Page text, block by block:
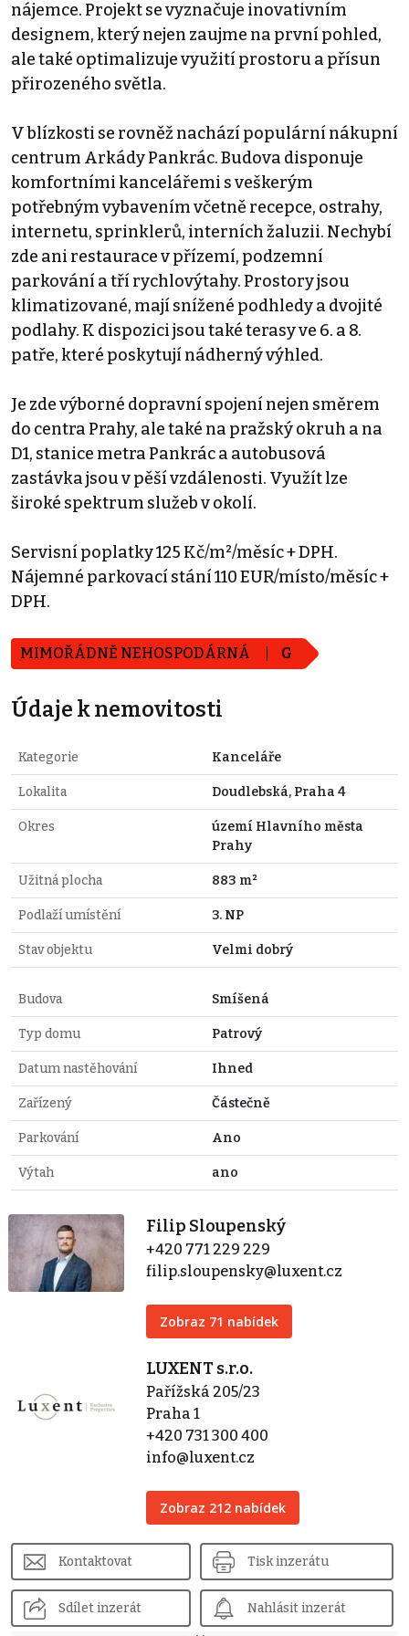
nájemce. Projekt se vyznačuje inovativním
designem, který nejen zaujme na první pohled,
ale také optimalizuje využití prostoru a přísun
přirozeného světla.
V blízkosti se rovněž nachází populární nákupní
centrum Arkády Pankrác. Budova disponuje
komfortními kancelářemi s veškerým
potřebným vybavením včetně recepce, ostrahy,
internetu, sprinklerů, interních žaluzii. Nechybí
zde ani restaurace v přízemí, podzemní
parkování a tří rychlovýtahy. Prostory jsou
klimatizované, mají snížené podhledy a dvojité
podlahy. K dispozici jsou také terasy ve 6. a 8.
patře, které poskytují nádherný výhled.
Je zde výborné dopravní spojení nejen směrem
do centra Prahy, ale také na pražský okruh a na
D1, stanice metra Pankrác a autobusová
zastávka jsou v pěší vzdálenosti. Využít lze
široké spektrum služeb v okolí.
Servisní poplatky 125 Kč/m²/měsíc + DPH.
Nájemné parkovací stání 110 EUR/místo/měsíc +
DPH.
MIMOŘÁDNĚ NEHOSPODÁRNÁ G
Údaje k nemovitosti
Kategorie Kanceláře
Lokalita Doudlebská, Praha 4
Okres
území Hlavního města
Prahy
Užitná plocha 883 m²
Podlaží umístění 3. NP
Stav objektu Velmi dobrý
Budova Smíšená
Typ domu Patrový
Datum nastěhování Ihned
Zařízený Částečně
Parkování Ano
Výtah ano
Filip Sloupenský
+420 771 229 229
filip.sloupensky@luxent.cz
Zobraz 71 nabídek
LUXENT s.r.o.
Pařížská 205/23
Praha 1
+420 731 300 400
info@luxent.cz
Zobraz 212 nabídek
Kontaktovat Tisk inzerátu
Sdílet inzerát Nahlásit inzerát